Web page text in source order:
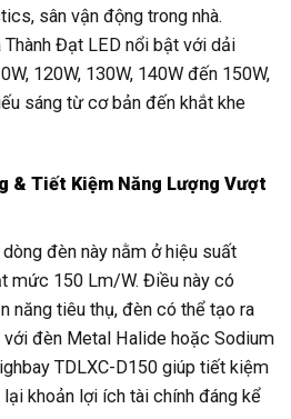
sân vận động trong nhà.
Đạt LED nổi bật với dải
120W, 130W, 140W đến 150W,
sáng từ cơ bản đến khắt khe
& Tiết Kiệm Năng Lượng Vượt
đèn này nằm ở hiệu suất
mức 150 Lm/W. Điều này có
năng tiêu thụ, đèn có thể tạo ra
với đèn Metal Halide hoặc Sodium
TDLXC-D150 giúp tiết kiệm
khoản lợi ích tài chính đáng kể